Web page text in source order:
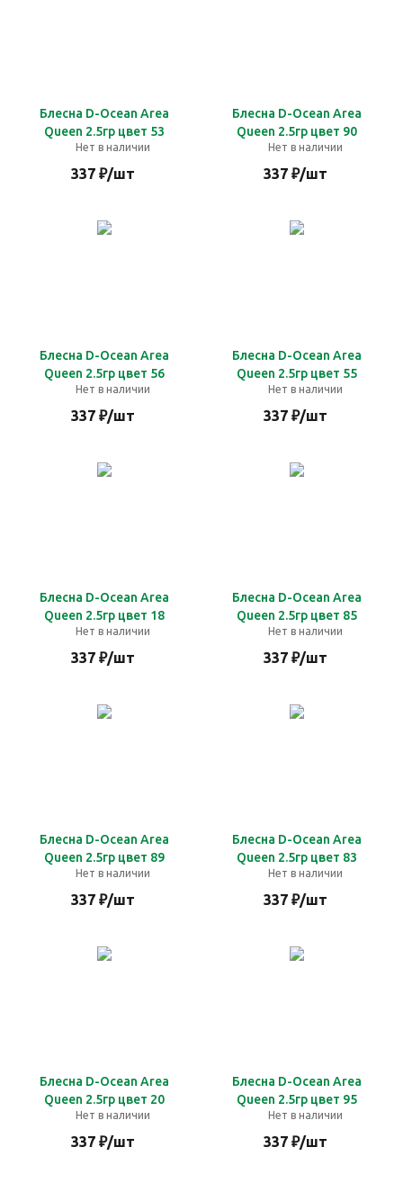
Блесна D-Ocean Area
Queen 2.5гр цвет 53
Нет в наличии
337₽/шт
Блесна D-Ocean Area
Queen 2.5гр цвет 90
Нет в наличии
337₽/шт
Блесна D-Ocean Area
Queen 2.5гр цвет 56
Нет в наличии
337₽/шт
Блесна D-Ocean Area
Queen 2.5гр цвет 55
Нет в наличии
337₽/шт
Блесна D-Ocean Area
Queen 2.5гр цвет 18
Нет в наличии
337₽/шт
Блесна D-Ocean Area
Queen 2.5гр цвет 85
Нет в наличии
337₽/шт
Блесна D-Ocean Area
Queen 2.5гр цвет 89
Нет в наличии
337₽/шт
Блесна D-Ocean Area
Queen 2.5гр цвет 83
Нет в наличии
337₽/шт
Блесна D-Ocean Area
Queen 2.5гр цвет 20
Нет в наличии
337₽/шт
Блесна D-Ocean Area
Queen 2.5гр цвет 95
Нет в наличии
337₽/шт